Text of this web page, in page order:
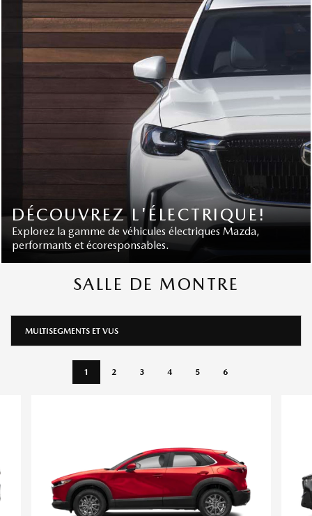
DÉCOUVREZ L'ÉLECTRIQUE!
Explorez la gamme de véhicules électriques Mazda,
performants et écoresponsables.
SALLE DE MONTRE
MULTISEGMENTS ET VUS
1 2 3 4 5 6